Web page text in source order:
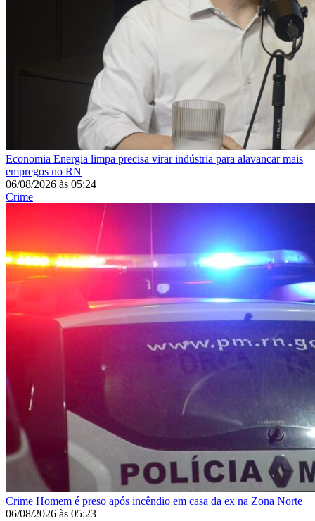
Economia Energia limpa precisa virar indústria para alavancar mais
empregos no RN
06/08/2026 às 05:24
Crime
Crime Homem é preso após incêndio em casa da ex na Zona Norte
06/08/2026 às 05:23